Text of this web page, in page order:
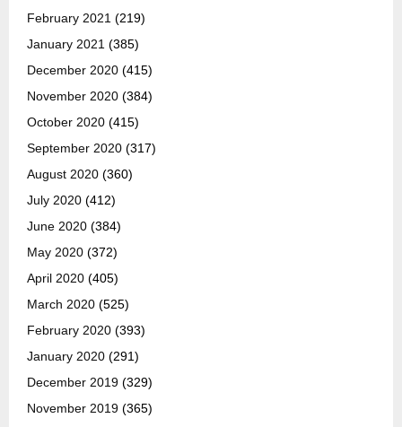
February 2021 (219)
January 2021 (385)
December 2020 (415)
November 2020 (384)
October 2020 (415)
September 2020 (317)
August 2020 (360)
July 2020 (412)
June 2020 (384)
May 2020 (372)
April 2020 (405)
March 2020 (525)
February 2020 (393)
January 2020 (291)
December 2019 (329)
November 2019 (365)